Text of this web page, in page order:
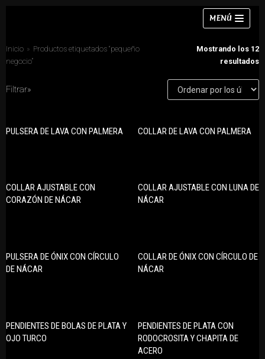
contenido
MENÚ
Pulseras
Chokers
Pendientes
Inicio » Productos etiquetados “pequeño
negocio”
Mostrando los 12
resultados
Filtrar»
PULSERA DE LAVA CON PALMERA COLLAR DE LAVA CON PALMERA
COLLAR AJUSTABLE CON
CORAZÓN DE NÁCAR
COLLAR AJUSTABLE CON LUNA DE
NÁCAR
PULSERA DE ÓNIX CON CÍRCULO
DE NÁCAR
COLLAR DE ÓNIX CON CÍRCULO DE
NÁCAR
PENDIENTES DE BOLAS DE PLATA Y
OJO TURCO
PENDIENTES DE PLATA CON
RODOCROSITA Y CHAPITA DE
ACERO